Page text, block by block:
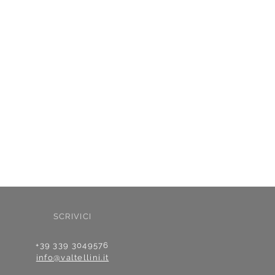
SCRIVICI
+39 339 3049576
info@valtellini.it